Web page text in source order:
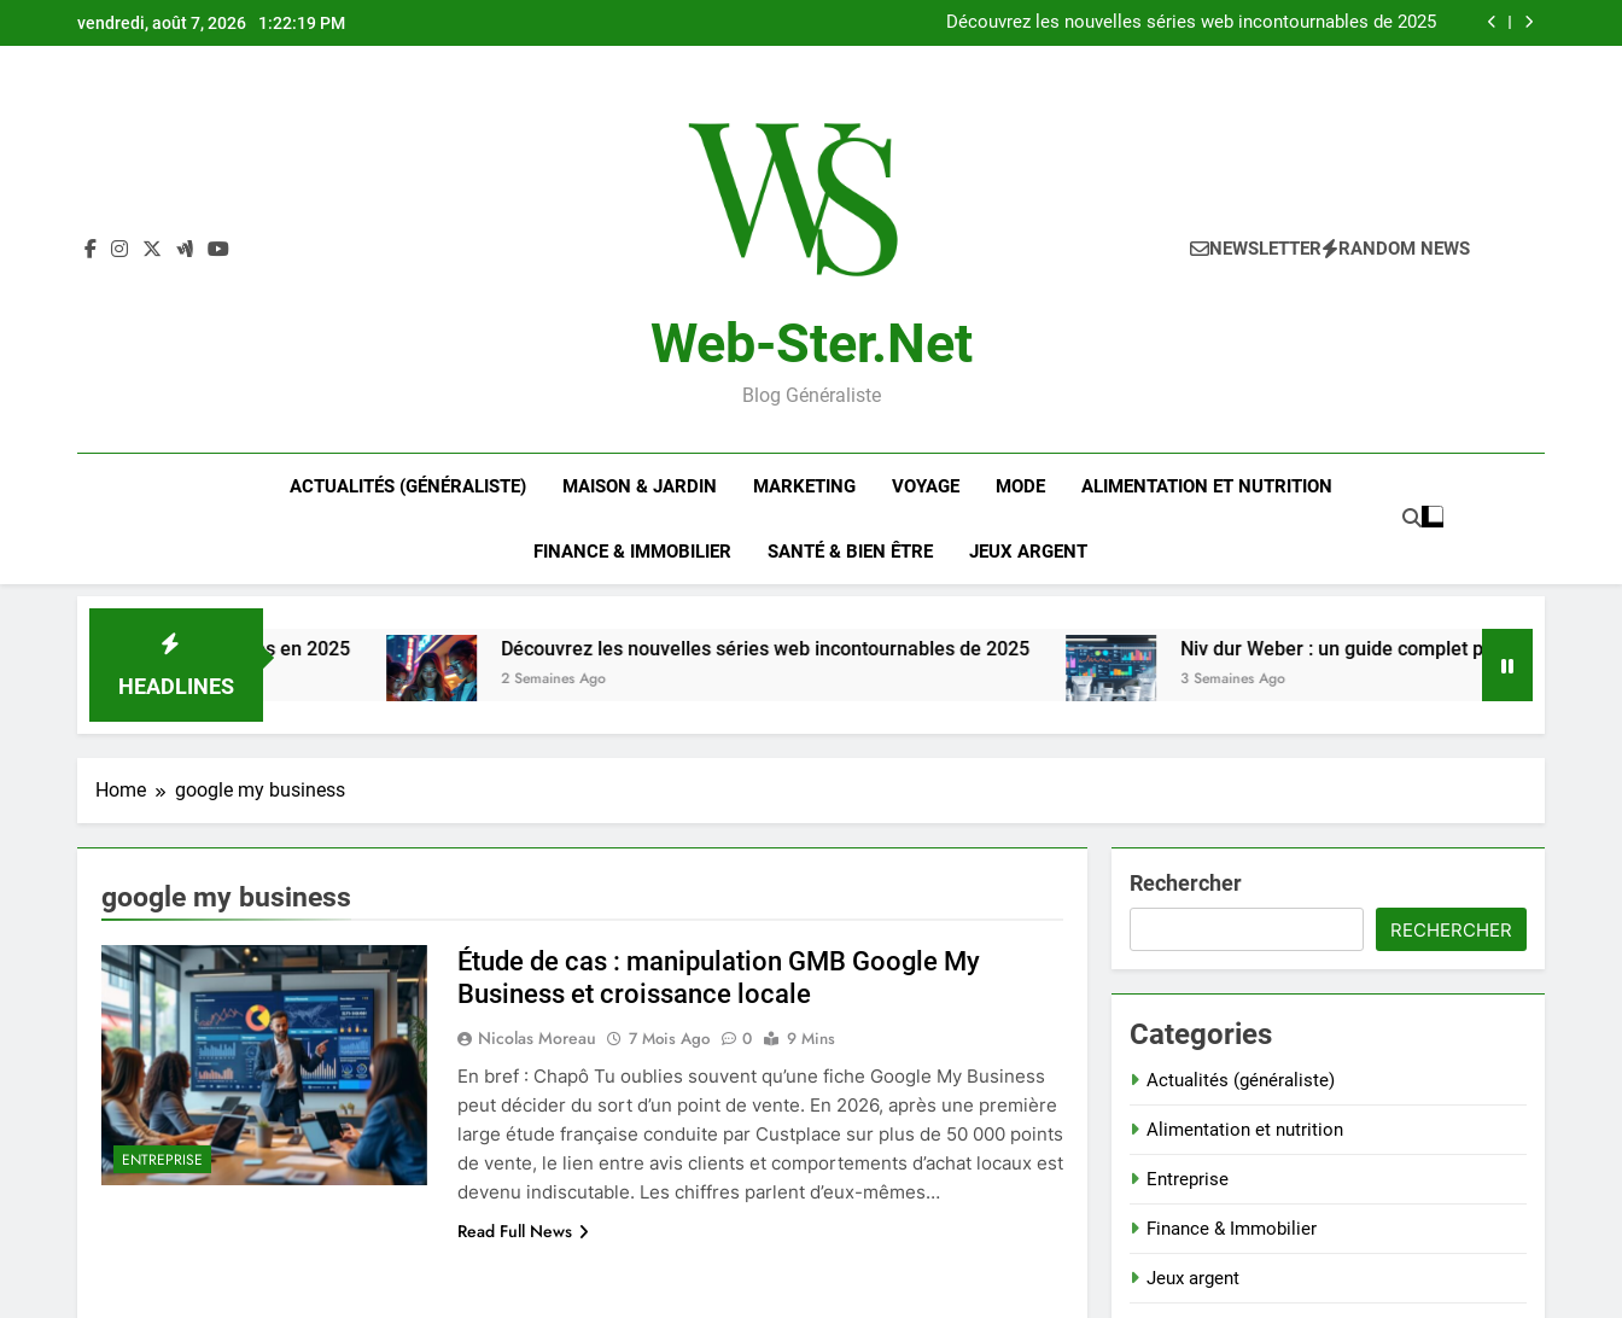
to
vendredi, août 7, 2026 1:22:19 PM
2025
Découvrez les nouvelles séries web incontournables de 2025
Niv dur Weber : un guide complet pour choisir le bon produit en 2025
Web-Ster.net
Blog Généraliste
NEWSLETTER RANDOM NEWS
ACTUALITÉS (GÉNÉRALISTE) MAISON & JARDIN MARKETING VOYAGE MODE ALIMENTATION ET NUTRITION
FINANCE & IMMOBILIER SANTÉ & BIEN ÊTRE JEUX ARGENT
HEADLINES
gérer vos factures en 2025 Découvrez les nouvelles séries web incontournables de 2025
2 Semaines Ago
Niv dur Weber : un guide complet pour choisir le bon produit
3 Semaines Ago
Home google my business
google my business
ENTREPRISE
Étude de cas : manipulation GMB Google My
Business et croissance locale
Nicolas Moreau 7 Mois Ago 0
9 Mins
En bref : Chapô Tu oublies souvent qu’une fiche Google My Business
peut décider du sort d’un point de vente. En 2026, après une première
large étude française conduite par Custplace sur plus de 50 000 points
de vente, le lien entre avis clients et comportements d’achat locaux est
devenu indiscutable. Les chiffres parlent d’eux-mêmes…
Read Full News
Rechercher
RECHERCHER
Categories
Actualités (généraliste)
Alimentation et nutrition
Entreprise
Finance & Immobilier
Jeux argent